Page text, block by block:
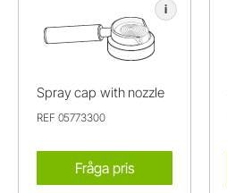
i
Spray cap with nozzle
REF 05773300
Fråga pris